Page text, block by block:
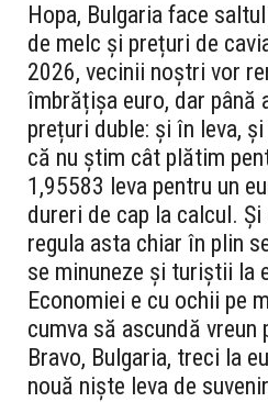
Hopa, Bulgaria face
de melc și prețuri de
2026, vecinii noștri vor
îmbrățișa euro, dar până
prețuri duble: și în leva,
că nu știm cât plătim
1,95583 leva pentru un
dureri de cap la calcul.
regula asta chiar în plin
se minuneze și turiștii la
Economiei e cu ochii pe
cumva să ascundă vreun
Bravo, Bulgaria, treci la
nouă niște leva de